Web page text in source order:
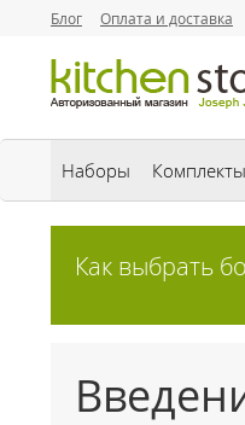
Блог Оплата и доставка
Наборы Комплекты
Как выбрать